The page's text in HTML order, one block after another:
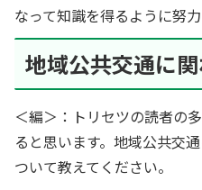
なって知識を得るように努力
地域公共交通に
＜編＞：トリセツの読者の
ると思います。地域公共交
ついて教えてください。